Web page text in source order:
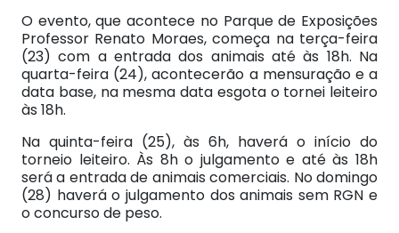
O evento, que acontece no Parque de Exposições
Professor Renato Moraes, começa na terça-feira
(23) com a entrada dos animais até às 18h. Na
quarta-feira (24), acontecerão a mensuração e a
data base, na mesma data esgota o tornei leiteiro
às 18h.
Na quinta-feira (25), às 6h, haverá o início do
torneio leiteiro. Às 8h o julgamento e até às 18h
será a entrada de animais comerciais. No domingo
(28) haverá o julgamento dos animais sem RGN e
o concurso de peso.